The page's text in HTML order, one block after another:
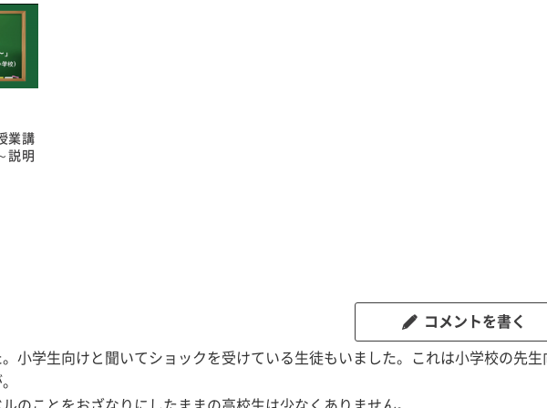
業講
説明
コメントを書く
小学生向けと聞いてショックを受けている生徒もいました。これは小学校の先生